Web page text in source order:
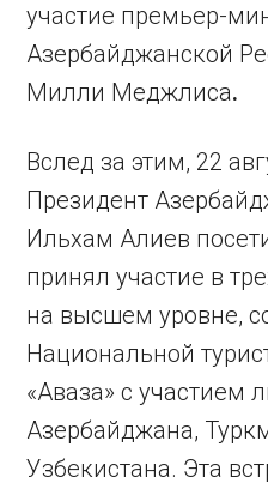
участие премьер-
Азербайджанской
Милли Меджлиса.
Вслед за этим, 22
Президент
Ильхам Алиев
принял участие в
на высшем уровне,
Национальной
«Аваза» с участием
Азербайджана,
Узбекистана. Эта